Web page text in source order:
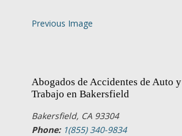
Previous Image
Abogados de Accidentes de Auto y
Trabajo en Bakersfield
Bakersfield, CA 93304
Phone: 1(855) 340-9834